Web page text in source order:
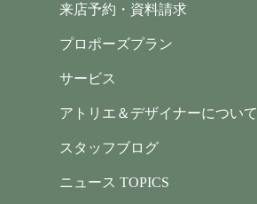
来店予約・資料請求
プロポーズプラン
サービス
アトリエ＆デザイナーについて
スタッフブログ
ニュース TOPICS